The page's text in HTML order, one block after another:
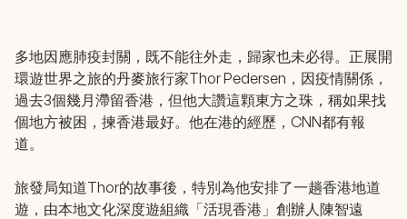
多地因應肺疫封關，既不能往外走，歸家也未必得。正展開
環遊世界之旅的丹麥旅行家Thor Pedersen，因疫情關係，
過去3個幾月滯留香港，但他大讚這顆東方之珠，稱如果找
個地方被困，揀香港最好。他在港的經歷，CNN都有報
道。
旅發局知道Thor的故事後，特別為他安排了一趟香港地道
遊，由本地文化深度遊組織「活現香港 」創辦人陳智遠